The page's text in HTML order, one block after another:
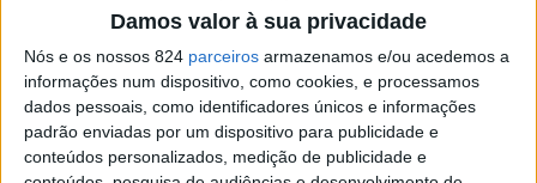
Damos valor à sua privacidade
Nós e os nossos 824 parceiros armazenamos e/ou acedemos a
informações num dispositivo, como cookies, e processamos
dados pessoais, como identificadores únicos e informações
padrão enviadas por um dispositivo para publicidade e
conteúdos personalizados, medição de publicidade e
Quando nós estamos com a pessoa certa, nós
não ficaremos mergulhados num mar de